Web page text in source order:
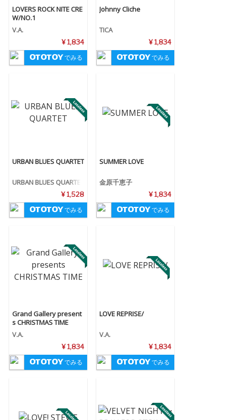
LOVERS ROCK NITE CRE
W/NO.1
V.A.
¥ 1,834
でみる
Johnny Cliche
TICA
¥ 1,834
でみる
URBAN BLUES QUARTET
URBAN BLUES QUARTET
¥ 1,528
でみる
SUMMER LOVE
金原千恵子
¥ 1,834
でみる
Grand Gallery present
s CHRISTMAS TIME
V.A.
¥ 1,834
でみる
LOVE REPRISE/
V.A.
¥ 1,834
でみる